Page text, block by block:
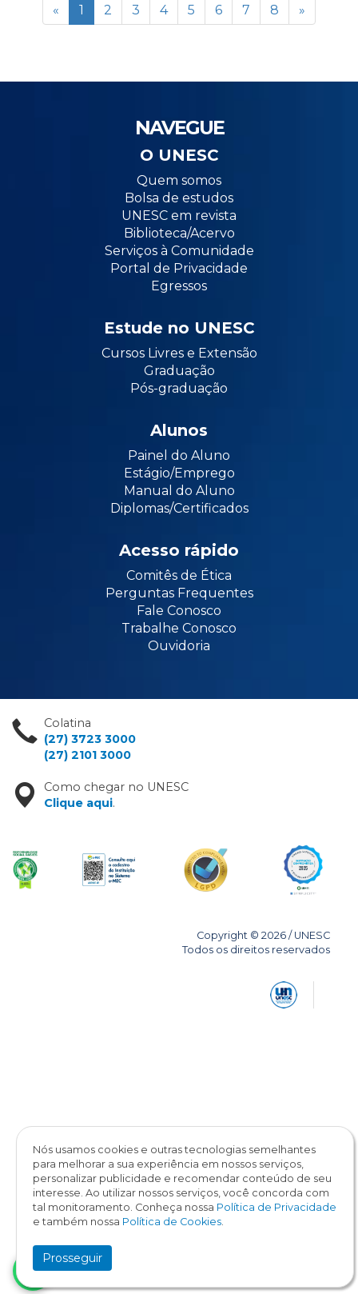
« 1 2 3 4 5 6 7 8 »
NAVEGUE
O UNESC
Quem somos
Bolsa de estudos
UNESC em revista
Biblioteca/Acervo
Serviços à Comunidade
Portal de Privacidade
Egressos
Estude no UNESC
Cursos Livres e Extensão
Graduação
Pós-graduação
Alunos
Painel do Aluno
Estágio/Emprego
Manual do Aluno
Diplomas/Certificados
Acesso rápido
Comitês de Ética
Perguntas Frequentes
Fale Conosco
Trabalhe Conosco
Ouvidoria
Colatina
(27) 3723 3000
(27) 2101 3000
Como chegar no UNESC
Clique aqui.
Copyright © 2026 / UNESC
Todos os direitos reservados
Nós usamos cookies e outras tecnologias semelhantes
para melhorar a sua experiência em nossos serviços,
personalizar publicidade e recomendar conteúdo de seu
interesse. Ao utilizar nossos serviços, você concorda com
tal monitoramento. Conheça nossa Política de Privacidade
e também nossa Política de Cookies.
Prosseguir